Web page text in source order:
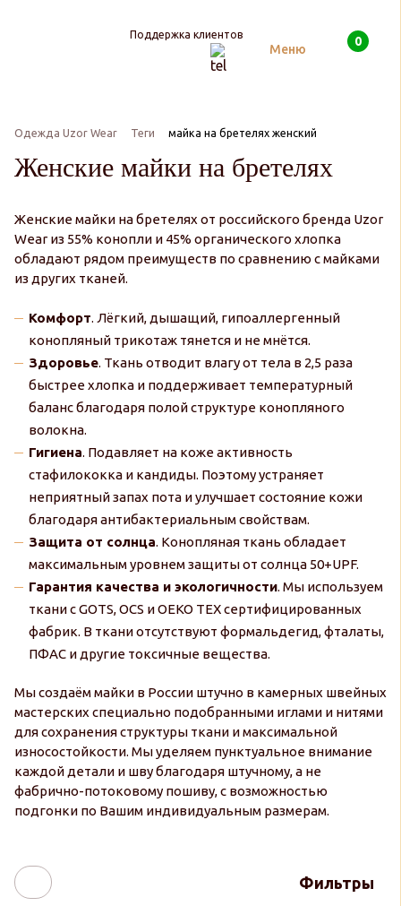
Поддержка клиентов
Меню
Поиск 0
Одежда Uzor Wear Теги майка на бретелях женский
Женские майки на бретелях
Женские майки на бретелях от российского бренда Uzor
Wear из 55% конопли и 45% органического хлопка
обладают рядом преимуществ по сравнению с майками
из других тканей.
Комфорт. Лёгкий, дышащий, гипоаллергенный
конопляный трикотаж тянется и не мнётся.
Здоровье. Ткань отводит влагу от тела в 2,5 раза
быстрее хлопка и поддерживает температурный
баланс благодаря полой структуре конопляного
волокна.
Гигиена. Подавляет на коже активность
стафилококка и кандиды. Поэтому устраняет
неприятный запах пота и улучшает состояние кожи
благодаря антибактериальным свойствам.
Защита от солнца. Конопляная ткань обладает
максимальным уровнем защиты от солнца 50+UPF.
Гарантия качества и экологичности. Мы используем
ткани с GOTS, OCS и OEKO TEX сертифицированных
фабрик. В ткани отсутствуют формальдегид, фталаты,
ПФАС и другие токсичные вещества.
Мы создаём майки в России штучно в камерных швейных
мастерских специально подобранными иглами и нитями
для сохранения структуры ткани и максимальной
износостойкости. Мы уделяем пунктуальное внимание
каждой детали и шву благодаря штучному, а не
фабрично-потоковому пошиву, с возможностью
подгонки по Вашим индивидуальным размерам.
Фильтры